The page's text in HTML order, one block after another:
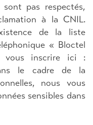
pas respectés,
à la CNIL.
de la liste
« Bloctel
vous inscrire ici :
le cadre de la
nous vous
sensibles dans